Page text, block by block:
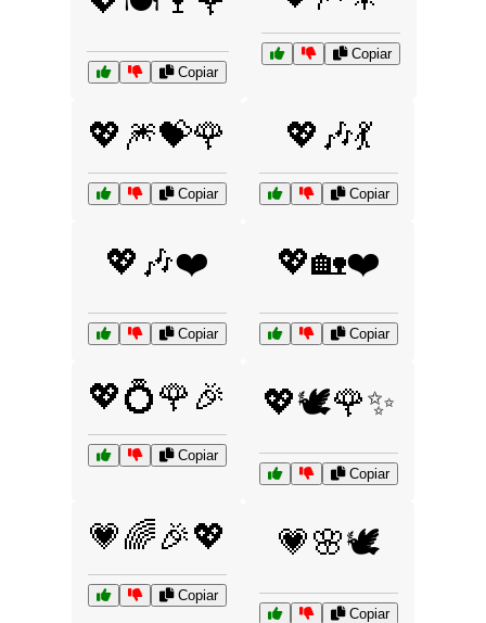
Copiar
Copiar
💖🎆💝🌹
Copiar
💖🎶💃
Copiar
💖🎶❤️
Copiar
💖🏡❤️
Copiar
💖💍🌹🎉
Copiar
💖🕊️🌹✨
Copiar
💗🌈🎉💖
Copiar
💗🌸🕊️
Copiar